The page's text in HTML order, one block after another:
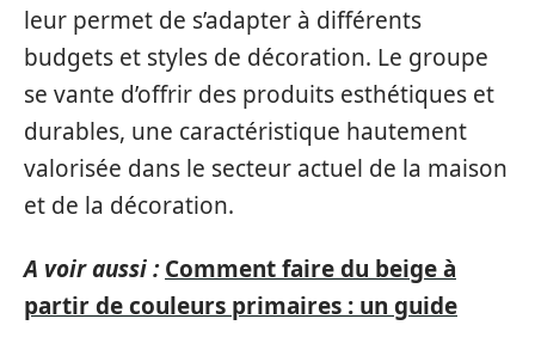
leur permet de s’adapter à différents
budgets et styles de décoration. Le groupe
se vante d’offrir des produits esthétiques et
durables, une caractéristique hautement
valorisée dans le secteur actuel de la maison
et de la décoration.
A voir aussi : Comment faire du beige à
partir de couleurs primaires : un guide